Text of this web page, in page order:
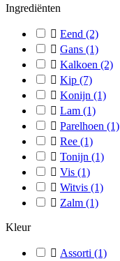
Ingrediënten
 Eend (2)
 Gans (1)
 Kalkoen (2)
 Kip (7)
 Konijn (1)
 Lam (1)
 Parelhoen (1)
 Ree (1)
 Tonijn (1)
 Vis (1)
 Witvis (1)
 Zalm (1)
Kleur
 Assorti (1)